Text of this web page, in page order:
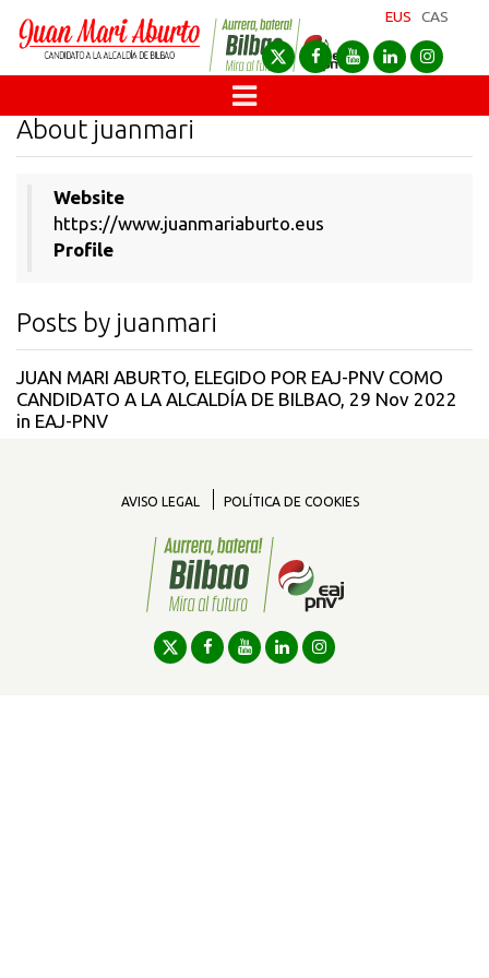
EUS CAS
About juanmari
Website
https://www.juanmariaburto.eus
Profile
Posts by juanmari
JUAN MARI ABURTO, ELEGIDO POR EAJ-PNV COMO
CANDIDATO A LA ALCALDÍA DE BILBAO, 29 Nov 2022
in EAJ-PNV
AVISO LEGAL POLÍTICA DE COOKIES